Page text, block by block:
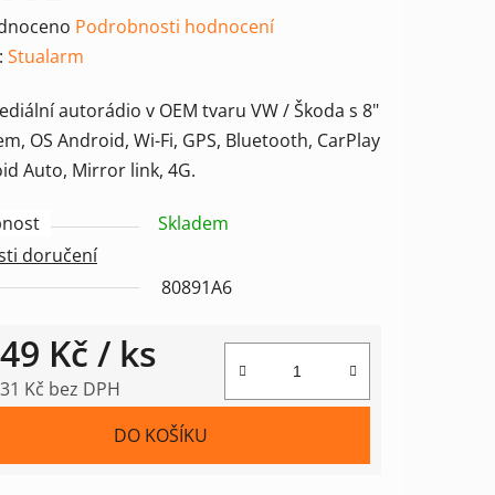
Podrobnosti hodnocení
Stualarm
autorádio v OEM tvaru VW / Škoda s 8"
OS Android, Wi-Fi, GPS, Bluetooth, CarPlay
Auto, Mirror link, 4G.
Skladem
doručení
80891A6
Kč / ks
Kč bez DPH
DO KOŠÍKU